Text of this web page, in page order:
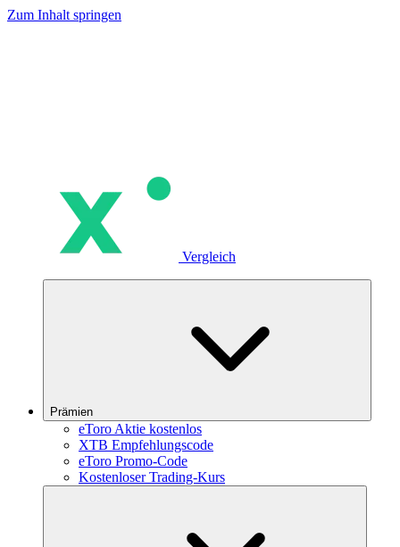
Zum Inhalt springen
Vergleich
Prämien
eToro Aktie kostenlos
XTB Empfehlungscode
eToro Promo-Code
Kostenloser Trading-Kurs